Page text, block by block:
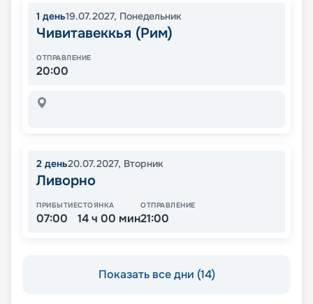
1 день19.07.2027, Понедельник
Чивитавеккья (Рим)
ОТПРАВЛЕНИЕ
20:00
2 день20.07.2027, Вторник
Ливорно
ПРИБЫТИЕ
07:00
СТОЯНКА
14 ч 00 мин
ОТПРАВЛЕНИЕ
21:00
Показать все дни (14)